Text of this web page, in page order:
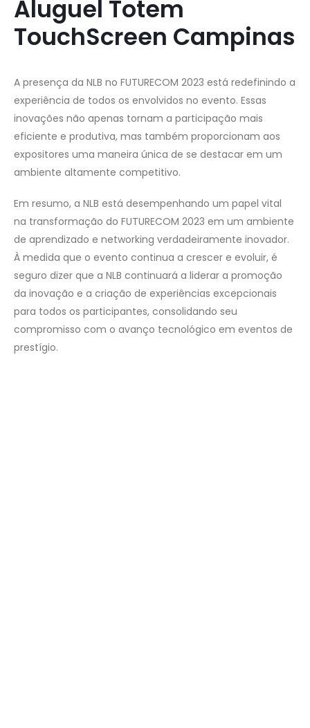
Aluguel Totem
TouchScreen Campinas
A presença da NLB no FUTURECOM 2023 está redefinindo a
experiência de todos os envolvidos no evento. Essas
inovações não apenas tornam a participação mais
eficiente e produtiva, mas também proporcionam aos
expositores uma maneira única de se destacar em um
ambiente altamente competitivo.
Em resumo, a NLB está desempenhando um papel vital
na transformação do FUTURECOM 2023 em um ambiente
de aprendizado e networking verdadeiramente inovador.
À medida que o evento continua a crescer e evoluir, é
seguro dizer que a NLB continuará a liderar a promoção
da inovação e a criação de experiências excepcionais
para todos os participantes, consolidando seu
compromisso com o avanço tecnológico em eventos de
prestígio.